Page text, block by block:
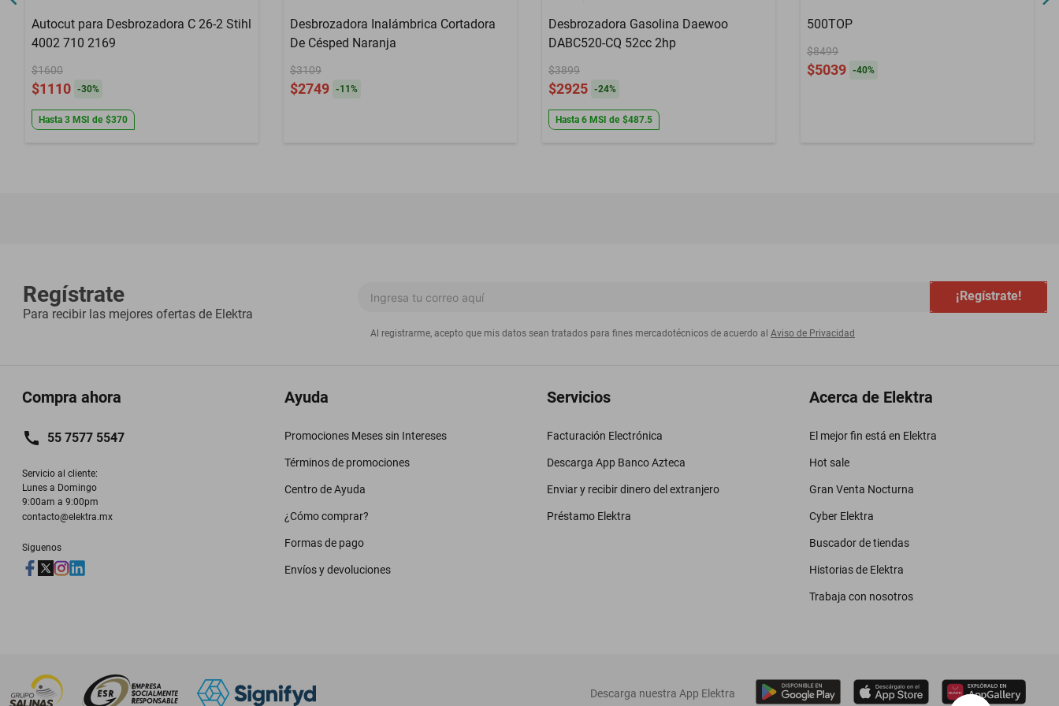
Autocut para Desbrozadora C 26-2 Stihl
4002 710 2169
$1600
$1110 -30%
Hasta 3 MSI de $370
Desbrozadora Inalámbrica Cortadora
De Césped Naranja
$3109
$2749 -11 %
Desbrozadora Gasolina Daewoo
DABC520-CQ 52cc 2hp
$3899
$2925 -24%
Hasta 6 MSI de $487.5
500TOP
$8499
$5039 -40%
Regístrate
Para recibir las mejores ofertas de Elektra
¡Regístrate!
Al registrarme, acepto que mis datos sean tratados para fines mercadotécnicos de acuerdo al Aviso de Privacidad
Compra ahora
55 7577 5547
Servicio al cliente:
Lunes a Domingo
9:00am a 9:00pm
contacto@elektra.mx
Siguenos
Ayuda
Promociones Meses sin Intereses
Términos de promociones
Centro de Ayuda
¿Cómo comprar?
Formas de pago
Envíos y devoluciones
Servicios
Facturación Electrónica
Descarga App Banco Azteca
Enviar y recibir dinero del extranjero
Préstamo Elektra
Acerca de Elektra
El mejor fin está en Elektra
Hot sale
Gran Venta Nocturna
Cyber Elektra
Buscador de tiendas
Historias de Elektra
Trabaja con nosotros
‎ Descarga nuestra App Elektra